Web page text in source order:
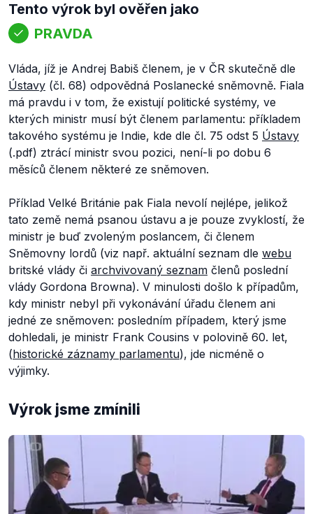
Tento výrok byl ověřen jako
PRAVDA
Vláda, jíž je Andrej Babiš členem, je v ČR skutečně dle
Ústavy (čl. 68) odpovědná Poslanecké sněmovně. Fiala
má pravdu i v tom, že existují politické systémy, ve
kterých ministr musí být členem parlamentu: příkladem
takového systému je Indie, kde dle čl. 75 odst 5 Ústavy
(.pdf) ztrácí ministr svou pozici, není-li po dobu 6
měsíců členem některé ze sněmoven.
Příklad Velké Británie pak Fiala nevolí nejlépe, jelikož
tato země nemá psanou ústavu a je pouze zvyklostí, že
ministr je buď zvoleným poslancem, či členem
Sněmovny lordů (viz např. aktuální seznam dle webu
britské vlády či archvivovaný seznam členů poslední
vlády Gordona Browna). V minulosti došlo k případům,
kdy ministr nebyl při vykonávání úřadu členem ani
jedné ze sněmoven: posledním případem, který jsme
dohledali, je ministr Frank Cousins v polovině 60. let,
(historické záznamy parlamentu), jde nicméně o
výjimky.
Výrok jsme zmínili